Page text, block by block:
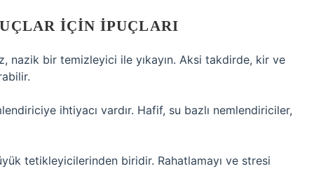
İÇIN İPUÇLARI
nazik bir temizleyici ile yıkayın. Aksi takdirde, kir ve
ihtiyacı vardır. Hafif, su bazlı nemlendiriciler,
tetikleyicilerinden biridir. Rahatlamayı ve stresi